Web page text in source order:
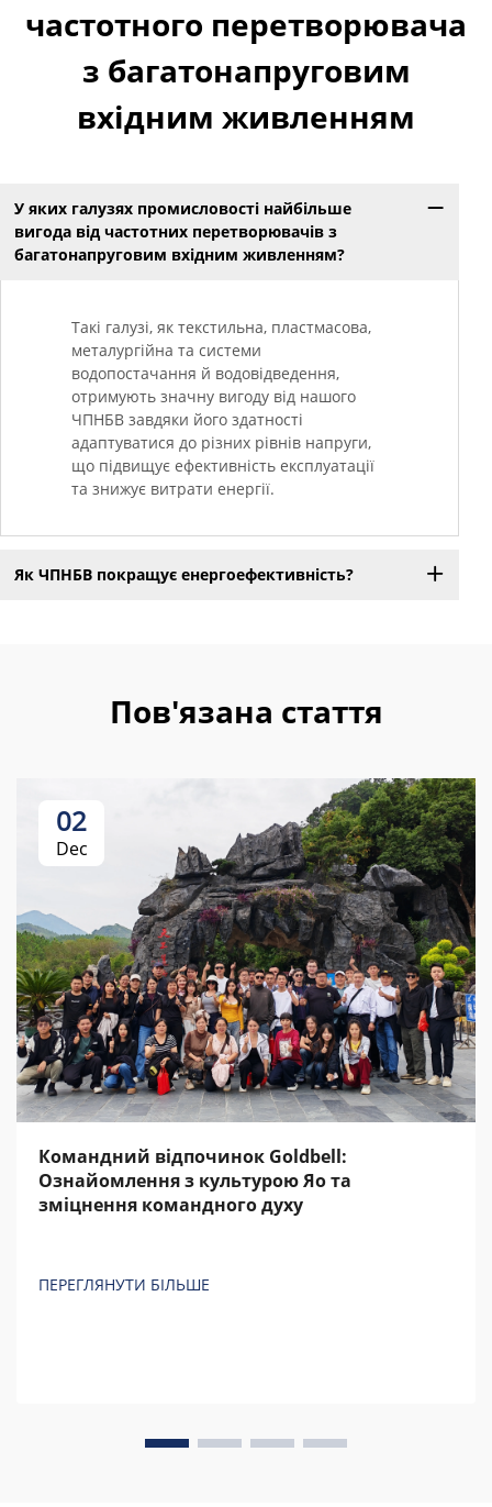
частотного перетворювача
з багатонапруговим
вхідним живленням
У яких галузях промисловості найбільше
вигода від частотних перетворювачів з
багатонапруговим вхідним живленням?
Такі галузі, як текстильна, пластмасова,
металургійна та системи
водопостачання й водовідведення,
отримують значну вигоду від нашого
ЧПНБВ завдяки його здатності
адаптуватися до різних рівнів напруги,
що підвищує ефективність експлуатації
та знижує витрати енергії.
Як ЧПНБВ покращує енергоефективність?
Пов'язана стаття
02
Dec
Командний відпочинок Goldbell:
Ознайомлення з культурою Яо та
зміцнення командного духу
ПЕРЕГЛЯНУТИ БІЛЬШЕ